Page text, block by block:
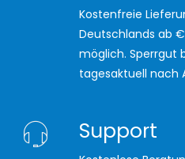
Kostenfreie
Deutschlands ab
möglich. Sperrgut
tagesaktuell nach
Support